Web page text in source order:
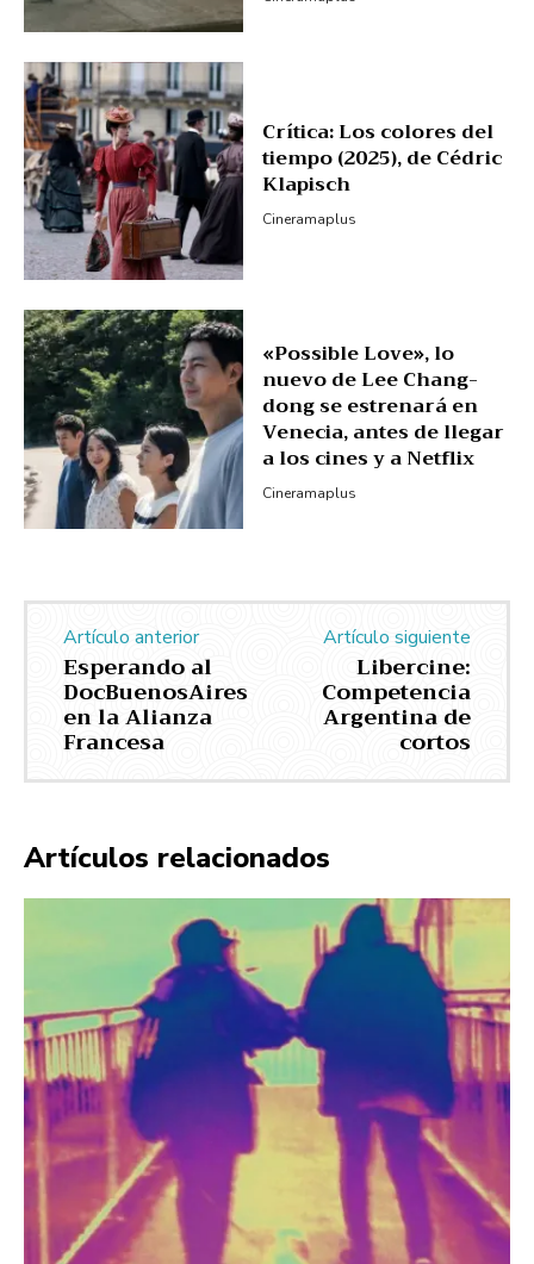
Crítica: Los colores del
tiempo (2025), de Cédric
Klapisch
Cineramaplus
«Possible Love», lo
nuevo de Lee Chang-
dong se estrenará en
Venecia, antes de llegar
a los cines y a Netflix
Cineramaplus
Artículo anterior
Esperando al
DocBuenosAires
en la Alianza
Francesa
Artículo siguiente
Libercine:
Competencia
Argentina de
cortos
Artículos relacionados